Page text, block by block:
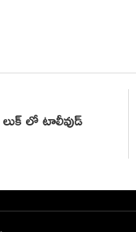
లో టాలీవుడ్